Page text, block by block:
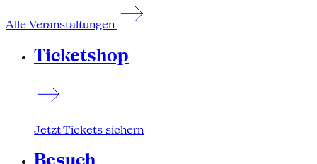
Alle Veranstaltungen
Ticketshop
Jetzt Tickets sichern